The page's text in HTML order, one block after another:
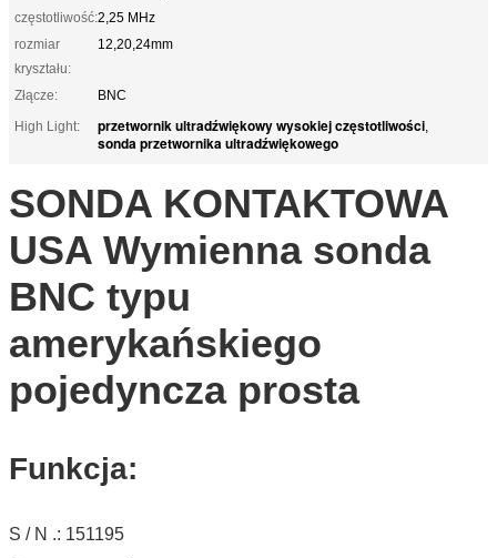
częstotliwość:2,25 MHz
rozmiar
kryształu:
12,20,24mm
Złącze:
BNC
High Light:
przetwornik ultradźwiękowy wysokiej częstotliwości,
sonda przetwornika ultradźwiękowego
SONDA KONTAKTOWA
USA Wymienna sonda
BNC typu
amerykańskiego
pojedyncza prosta
Funkcja:
S / N .: 151195